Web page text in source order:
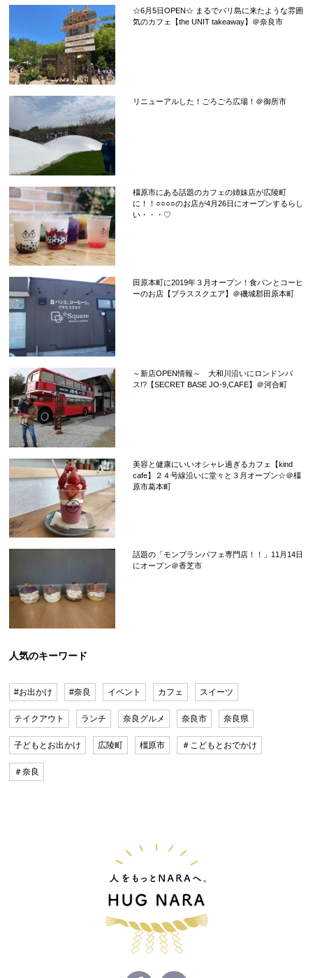
☆6月5日OPEN☆ まるでバリ島に来たような雰囲
気のカフェ【the UNIT takeaway】＠奈良市
リニューアルした！ごろごろ広場！＠御所市
橿原市にある話題のカフェの姉妹店が広陵町
に！！○○○○のお店が4月26日にオープンするらし
い・・・♡
田原本町に2019年３月オープン！食パンとコーヒ
ーのお店【プラススクエア】＠磯城郡田原本町
～新店OPEN情報～ 大和川沿いにロンドンバ
ス!?【SECRET BASE JO-9,CAFE】＠河合町
美容と健康にいいオシャレ過ぎるカフェ【kind
cafe】２４号線沿いに堂々と３月オープン☆＠橿
原市葛本町
話題の「モンブランパフェ専門店！！」11月14日
にオープン＠香芝市
人気のキーワード
#お出かけ #奈良 イベント カフェ スイーツ
テイクアウト ランチ 奈良グルメ 奈良市 奈良県
子どもとお出かけ 広陵町 橿原市 ＃こどもとおでかけ
＃奈良